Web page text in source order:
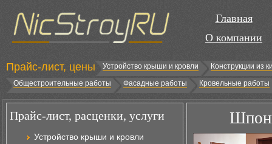
Главная
О компании
Прайс-лист, цены Устройство крыши и кровли
Конструкции из
Общестроительные работы
Фасадные работы Кровельные работы
Прайс-лист, расценки, услуги
Устройство крыши и кровли